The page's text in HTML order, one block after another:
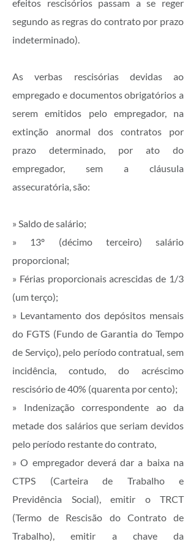
efeitos rescisórios passam a se reger
segundo as regras do contrato por prazo
indeterminado).
As verbas rescisórias devidas ao
empregado e documentos obrigatórios a
serem emitidos pelo empregador, na
extinção anormal dos contratos por
prazo determinado, por ato do
empregador, sem a cláusula
assecuratória, são:​
» Saldo de salário;
» 13º (décimo terceiro) salário
proporcional;
» Férias proporcionais acrescidas de 1/3
(um terço);
» Levantamento dos depósitos mensais
do FGTS (Fundo de Garantia do Tempo
de Serviço), pelo período contratual, sem
incidência, contudo, do acréscimo
rescisório de 40% (quarenta por cento);
» Indenização correspondente ao da
metade dos salários que seriam devidos
pelo período restante do contrato,
» O empregador deverá dar a baixa na
CTPS (Carteira de Trabalho e
Previdência Social), emitir o TRCT
(Termo de Rescisão do Contrato de
Trabalho), emitir a chave da